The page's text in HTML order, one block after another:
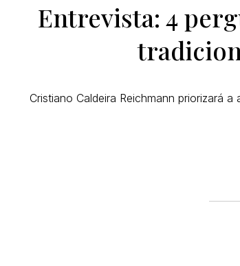
Entrevista: 4
Cristiano Caldeira Reichmann priorizará